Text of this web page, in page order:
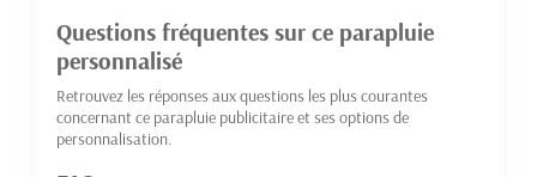
Questions fréquentes sur ce parapluie
personnalisé
Retrouvez les réponses aux questions les plus courantes
concernant ce parapluie publicitaire et ses options de
personnalisation.